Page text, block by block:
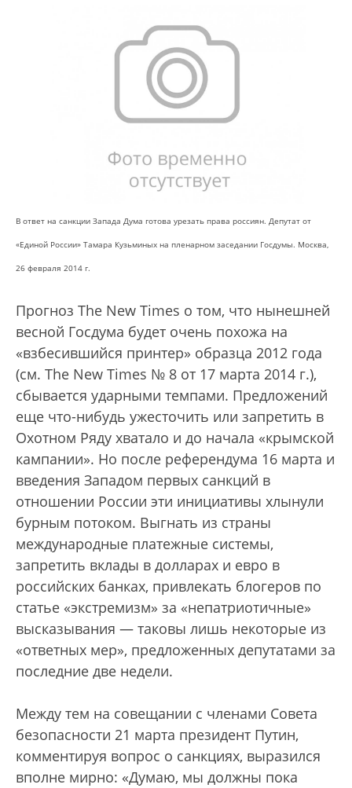
В ответ на санкции Запада Дума готова урезать права россиян. Депутат от
«Единой России» Тамара Кузьминых на пленарном заседании Госдумы. Москва,
26 февраля 2014 г.
Прогноз The New Times о том, что нынешней
весной Госдума будет очень похожа на
«взбесившийся принтер» образца 2012 года
(см. The New Times № 8 от 17 марта 2014 г.),
сбывается ударными темпами. Предложений
еще что-нибудь ужесточить или запретить в
Охотном Ряду хватало и до начала «крымской
кампании». Но после референдума 16 марта и
введения Западом первых санкций в
отношении России эти инициативы хлынули
бурным потоком. Выгнать из страны
международные платежные системы,
запретить вклады в долларах и евро в
российских банках, привлекать блогеров по
статье «экстремизм» за «непатриотичные»
высказывания — таковы лишь некоторые из
«ответных мер», предложенных депутатами за
последние две недели.
Между тем на совещании с членами Совета
безопасности 21 марта президент Путин,
комментируя вопрос о санкциях, выразился
вполне мирно: «Думаю, мы должны пока